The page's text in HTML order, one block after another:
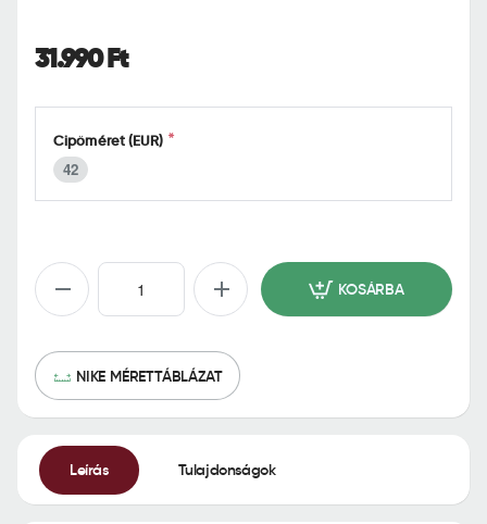
e
31.990 Ft
Cipőméret (EUR)
42
KOSÁRBA
NIKE MÉRETTÁBLÁZAT
Leírás Tulajdonságok